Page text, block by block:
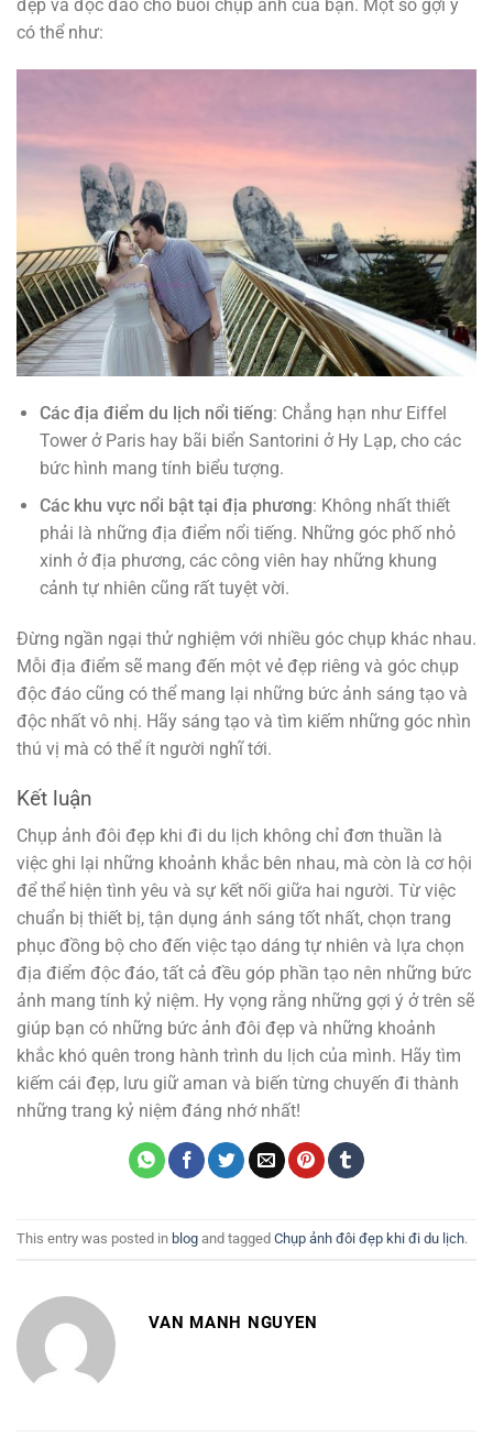
đẹp và độc đáo cho buổi chụp ảnh của bạn. Một số gợi ý
có thể như:
Các địa điểm du lịch nổi tiếng: Chẳng hạn như Eiffel
Tower ở Paris hay bãi biển Santorini ở Hy Lạp, cho các
bức hình mang tính biểu tượng.
Các khu vực nổi bật tại địa phương: Không nhất thiết
phải là những địa điểm nổi tiếng. Những góc phố nhỏ
xinh ở địa phương, các công viên hay những khung
cảnh tự nhiên cũng rất tuyệt vời.
Đừng ngần ngại thử nghiệm với nhiều góc chụp khác nhau.
Mỗi địa điểm sẽ mang đến một vẻ đẹp riêng và góc chụp
độc đáo cũng có thể mang lại những bức ảnh sáng tạo và
độc nhất vô nhị. Hãy sáng tạo và tìm kiếm những góc nhìn
thú vị mà có thể ít người nghĩ tới.
Kết luận
Chụp ảnh đôi đẹp khi đi du lịch không chỉ đơn thuần là
việc ghi lại những khoảnh khắc bên nhau, mà còn là cơ hội
để thể hiện tình yêu và sự kết nối giữa hai người. Từ việc
chuẩn bị thiết bị, tận dụng ánh sáng tốt nhất, chọn trang
phục đồng bộ cho đến việc tạo dáng tự nhiên và lựa chọn
địa điểm độc đáo, tất cả đều góp phần tạo nên những bức
ảnh mang tính kỷ niệm. Hy vọng rằng những gợi ý ở trên sẽ
giúp bạn có những bức ảnh đôi đẹp và những khoảnh
khắc khó quên trong hành trình du lịch của mình. Hãy tìm
kiếm cái đẹp, lưu giữ aman và biến từng chuyến đi thành
những trang kỷ niệm đáng nhớ nhất!
This entry was posted in blog and tagged Chụp ảnh đôi đẹp khi đi du lịch.
VAN MANH NGUYEN